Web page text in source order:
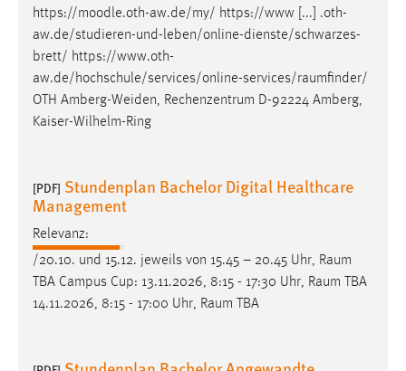
https://moodle.oth-aw.de/my/ https://www [...] .oth-
aw.de/studieren-und-leben/online-dienste/schwarzes-
brett/ https://www.oth-
aw.de/hochschule/services/online-services/raumfinder/
OTH Amberg-Weiden, Rechenzentrum D-92224 Amberg,
Kaiser-Wilhelm-Ring
[PDF] Stundenplan Bachelor Digital Healthcare
Management
Relevanz:
/20.10. und 15.12. jeweils von 15.45 – 20.45 Uhr, Raum
TBA Campus Cup: 13.11.2026, 8:15 - 17:30 Uhr, Raum TBA
14.11.2026, 8:15 - 17:00 Uhr, Raum TBA
Cookie Laufzeit:
3 Monate
Facebook Pixel
Name:
Anbieter:
Zweck:
Conversion-Tracking
Cookie Laufzeit:
3 Monate